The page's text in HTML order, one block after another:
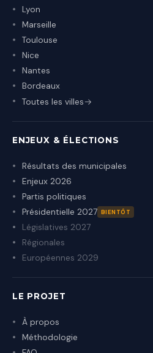
Lyon
Marseille
Toulouse
Nice
Nantes
Bordeaux
Toutes les villes
ENJEUX & ÉLECTIONS
Résultats des municipales
Enjeux 2026
Partis politiques
Présidentielle 2027 BIENTÔT
Législatives 2027
Régionales
Européennes 2029
LE PROJET
À propos
Méthodologie